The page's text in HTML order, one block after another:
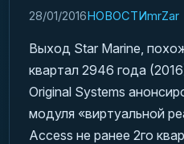
ИНСТРУКЦИИ ПИЛОТА
ГАЛАКТИЧЕСКИЙ ГИД
28/01/2016НОВОСТИmrZar
Выход Star Marine,
квартал 2946 года
Original Systems
модуля «виртуальной
Access не ранее 2го